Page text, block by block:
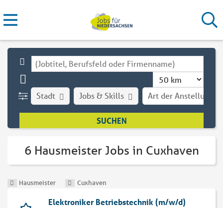
Stadt Art der Anstellung
Jobs & Skills
6 Hausmeister Jobs in Cuxhaven
Hausmeister Cuxhaven
Elektroniker Betriebstechnik (m/w/d)